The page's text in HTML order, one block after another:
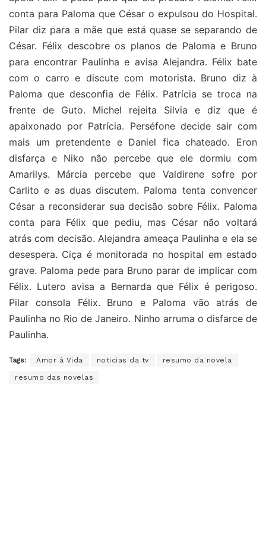
conta para Paloma que César o expulsou do Hospital.
Pilar diz para a mãe que está quase se separando de
César. Félix descobre os planos de Paloma e Bruno
para encontrar Paulinha e avisa Alejandra. Félix bate
com o carro e discute com motorista. Bruno diz à
Paloma que desconfia de Félix. Patrícia se troca na
frente de Guto. Michel rejeita Silvia e diz que é
apaixonado por Patrícia. Perséfone decide sair com
mais um pretendente e Daniel fica chateado. Eron
disfarça e Niko não percebe que ele dormiu com
Amarilys. Márcia percebe que Valdirene sofre por
Carlito e as duas discutem. Paloma tenta convencer
César a reconsiderar sua decisão sobre Félix. Paloma
conta para Félix que pediu, mas César não voltará
atrás com decisão. Alejandra ameaça Paulinha e ela se
desespera. Ciça é monitorada no hospital em estado
grave. Paloma pede para Bruno parar de implicar com
Félix. Lutero avisa a Bernarda que Félix é perigoso.
Pilar consola Félix. Bruno e Paloma vão atrás de
Paulinha no Rio de Janeiro. Ninho arruma o disfarce de
Paulinha.
Tags: Amor à Vida noticias da tv resumo da novela
resumo das novelas